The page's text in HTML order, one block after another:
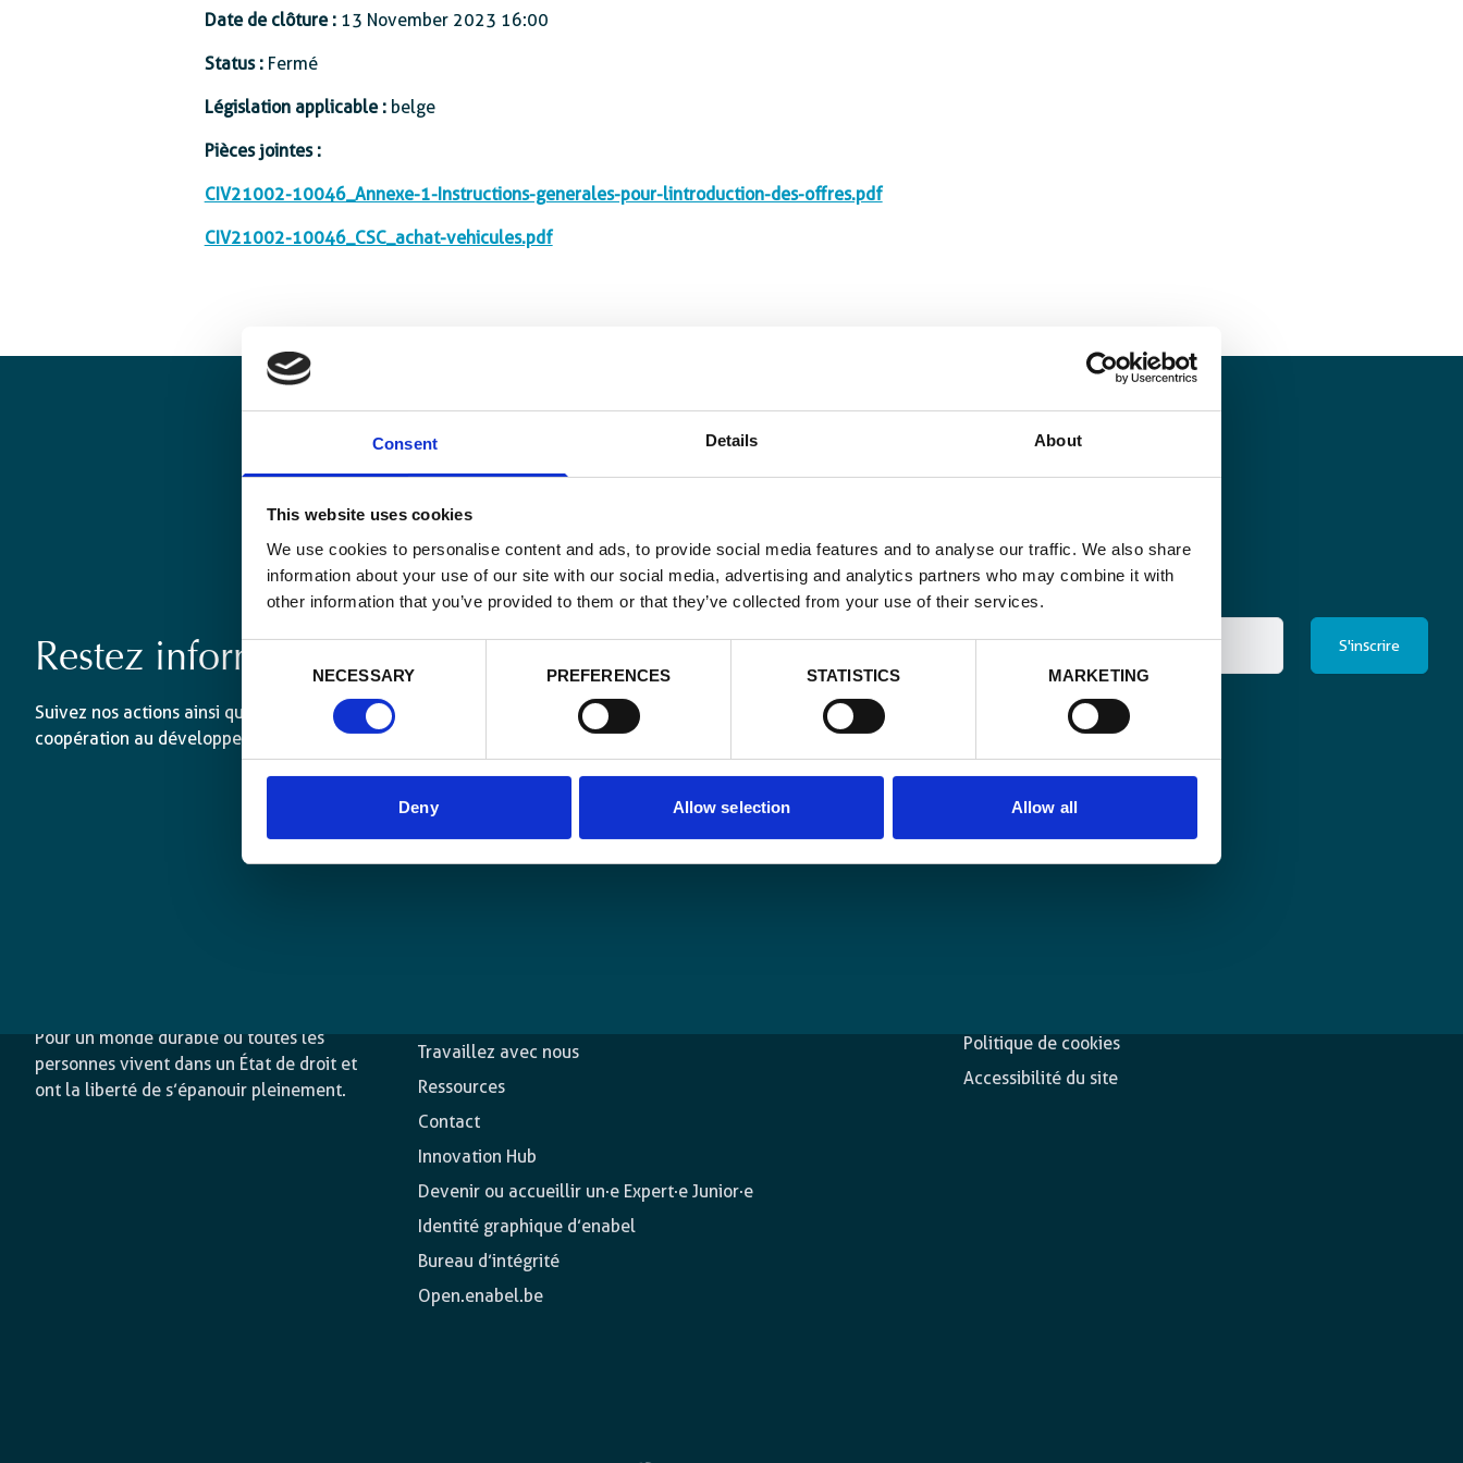
Consent Details About
This website uses cookies
We use cookies to personalise content and ads, to provide social media features and to analyse our traffic. We also share
information about your use of our site with our social media, advertising and analytics partners who may combine it with
other information that you’ve provided to them or that they’ve collected from your use of their services.
Consent
NECESSARY PREFERENCES STATISTICS MARKETING
Deny Allow selection Allow all
Protection sociale
Date de clôture : 13 November 2023 16:00
Status :Fermé
Législation applicable : belge
Pièces jointes :
CIV21002-10046_Annexe-1-Instructions-generales-pour-lintroduction-des-offres.pdf
CIV21002-10046_CSC_achat-vehicules.pdf
Restez informé·es
Suivez nos actions ainsi que les dernières tendances en matière de
coopération au développement.
*
Consent
*
Oui, je m'inscris à la newsletter
CAPTCHA
Pour un monde durable où toutes les
personnes vivent dans un État de droit et
ont la liberté de s’épanouir pleinement.
Travaillez avec nous
Ressources
Contact
Innovation Hub
Devenir ou accueillir un·e Expert·e Junior·e
Identité graphique d’enabel
Bureau d’intégrité
Open.enabel.be
Politique de cookies
Accessibilité du site